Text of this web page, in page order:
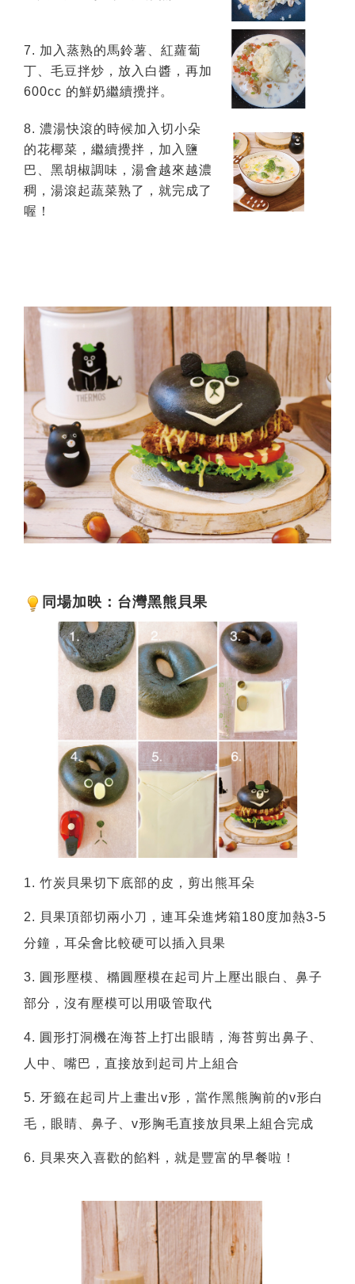
7. 加入蒸熟的馬鈴薯、紅蘿蔔
丁、毛豆拌炒，放入白醬，再加
600cc 的鮮奶繼續攪拌。
8. 濃湯快滾的時候加入切小朵
的花椰菜，繼續攪拌，加入鹽
巴、黑胡椒調味，湯會越來越濃
稠，湯滾起蔬菜熟了，就完成了
喔！
同場加映：台灣黑熊貝果
1. 竹炭貝果切下底部的皮，剪出熊耳朵
2. 貝果頂部切兩小刀，連耳朵進烤箱180度加熱3-5
分鐘，耳朵會比較硬可以插入貝果
3. 圓形壓模、橢圓壓模在起司片上壓出眼白、鼻子
部分，沒有壓模可以用吸管取代
4. 圓形打洞機在海苔上打出眼睛，海苔剪出鼻子、
人中、嘴巴，直接放到起司片上組合
5. 牙籤在起司片上畫出v形，當作黑熊胸前的v形白
毛，眼睛、鼻子、v形胸毛直接放貝果上組合完成
6. 貝果夾入喜歡的餡料，就是豐富的早餐啦！